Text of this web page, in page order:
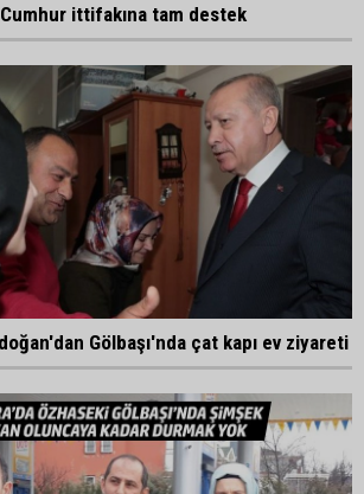
ittifakına tam destek
Gölbaşı'nda çat kapı ev ziyareti